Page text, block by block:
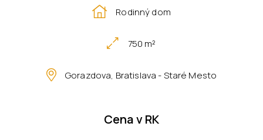
Rodinný dom
750 m²
Gorazdova, Bratislava - Staré Mesto
Cena v RK